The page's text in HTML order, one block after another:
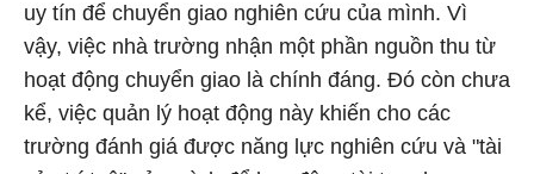
uy tín để chuyển giao nghiên cứu của mình. Vì
vậy, việc nhà trường nhận một phần nguồn thu từ
hoạt động chuyển giao là chính đáng. Đó còn chưa
kể, việc quản lý hoạt động này khiến cho các
trường đánh giá được năng lực nghiên cứu và "tài